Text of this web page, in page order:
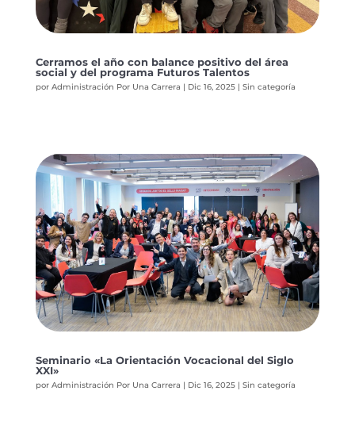
Cerramos el año con balance positivo del área
social y del programa Futuros Talentos
por Administración Por Una Carrera | Dic 16, 2025| Sin categoría
Seminario «La Orientación Vocacional del Siglo
XXI»
por Administración Por Una Carrera | Dic 16, 2025| Sin categoría